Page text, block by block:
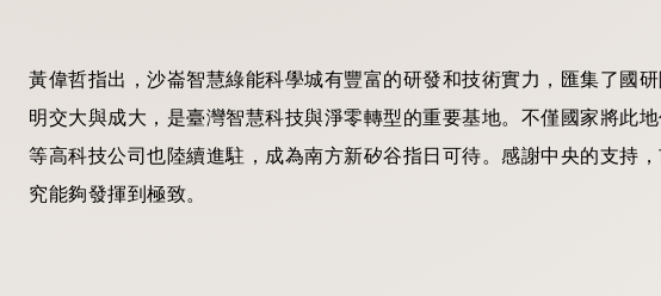
黃偉哲指出，沙崙智慧綠能科學城有豐富的研發和技術實力，匯集了國
明交大與成大，是臺灣智慧科技與淨零轉型的重要基地。不僅國家將此
等高科技公司也陸續進駐，成為南方新矽谷指日可待。感謝中央的支持
究能夠發揮到極致。